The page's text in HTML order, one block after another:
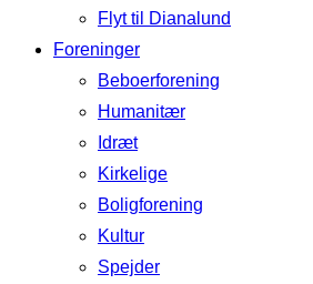
Flyt til Dianalund
Foreninger
Beboerforening
Humanitær
Idræt
Kirkelige
Boligforening
Kultur
Spejder